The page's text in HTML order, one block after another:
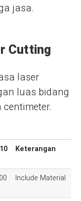
jasa.
Cutting
laser
luas bidang
Keterangan
Include Material